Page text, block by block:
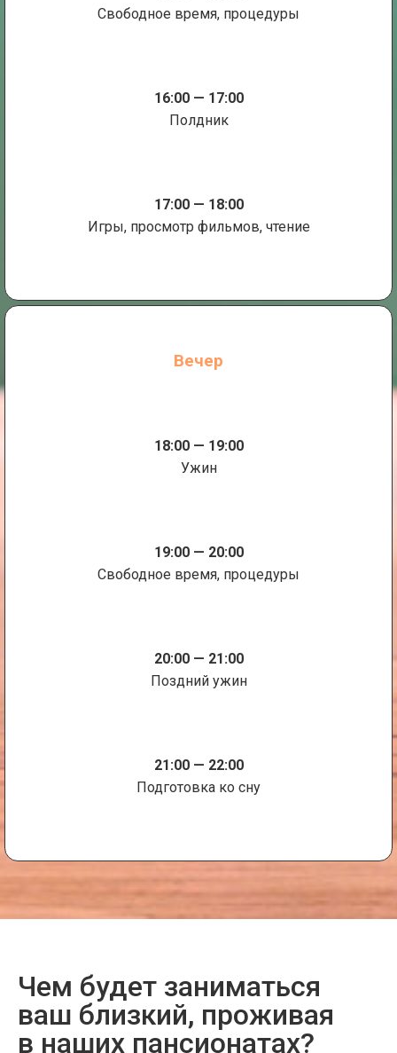
Свободное время, процедуры
16:00 — 17:00
Полдник
17:00 — 18:00
Игры, просмотр фильмов, чтение
Вечер
18:00 — 19:00
Ужин
19:00 — 20:00
Свободное время, процедуры
20:00 — 21:00
Поздний ужин
21:00 — 22:00
Подготовка ко сну
Чем будет заниматься
ваш близкий, проживая
в наших пансионатах?